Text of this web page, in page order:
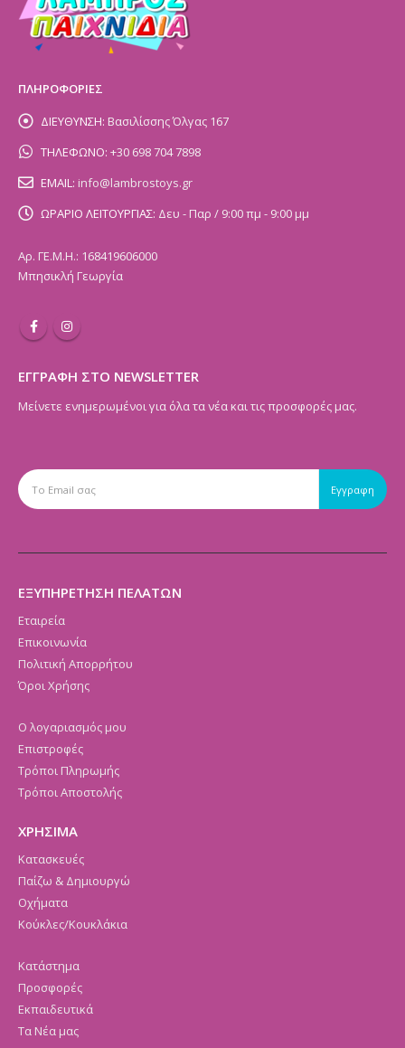
ΠΛΗΡΟΦΟΡΙΕΣ
ΔΙΕΥΘΥΝΣΗ: Βασιλίσσης Όλγας 167
ΤΗΛΕΦΩΝΟ: +30 698 704 7898
EMAIL: info@lambrostoys.gr
ΩΡΑΡΙΟ ΛΕΙΤΟΥΡΓΙΑΣ: Δευ - Παρ / 9:00 πμ - 9:00 μμ
Αρ. ΓΕ.Μ.Η.: 168419606000
Μπησικλή Γεωργία
ΕΓΓΡΑΦΗ ΣΤΟ NEWSLETTER
Μείνετε ενημερωμένοι για όλα τα νέα και τις προσφορές μας.
ΕΞΥΠΗΡΕΤΗΣΗ ΠΕΛΑΤΩΝ
Εταιρεία
Επικοινωνία
Πολιτική Απορρήτου
Όροι Χρήσης
Ο λογαριασμός μου
Επιστροφές
Τρόποι Πληρωμής
Τρόποι Αποστολής
ΧΡΗΣΙΜΑ
Κατασκευές
Παίζω & Δημιουργώ
Οχήματα
Κούκλες/Κουκλάκια
Κατάστημα
Προσφορές
Εκπαιδευτικά
Τα Νέα μας